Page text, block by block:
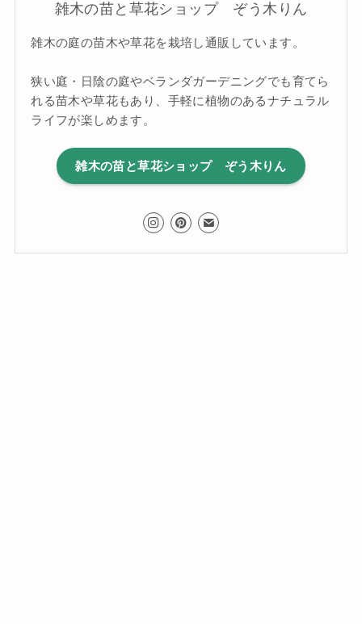
雑木の苗と草花ショップ ぞう木りん
雑木の庭の苗木や草花を栽培し通販しています。
狭い庭・日陰の庭やベランダガーデニングでも育てら
れる苗木や草花もあり、手軽に植物のあるナチュラル
ライフが楽しめます。
雑木の苗と草花ショップ ぞう木りん